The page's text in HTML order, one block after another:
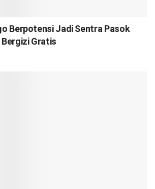
Berpotensi Jadi Sentra Pasok
Gratis